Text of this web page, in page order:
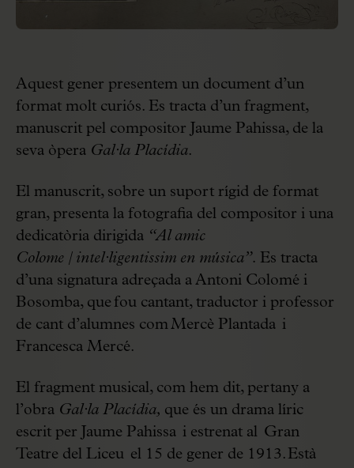
Aquest gener presentem un document d’un
format molt curiós. Es tracta d’un fragment,
manuscrit pel compositor Jaume Pahissa, de la
seva òpera Gal·la Placídia.
El manuscrit, sobre un suport rígid de format
gran, presenta la fotografia del compositor i una
dedicatòria dirigida “Al amic
Colome / intel·ligentissim en música”. Es tracta
d’una signatura adreçada a Antoni Colomé i
Bosomba, que fou cantant, traductor i professor
de cant d’alumnes com Mercè Plantada i
Francesca Mercé.
El fragment musical, com hem dit, pertany a
l’obra Gal·la Placídia, que és un drama líric
escrit per Jaume Pahissa i estrenat al Gran
Teatre del Liceu el 15 de gener de 1913. Està